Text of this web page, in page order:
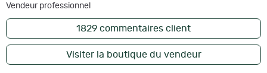
Vendeur professionnel
1829 commentaires client
Visiter la boutique du vendeur